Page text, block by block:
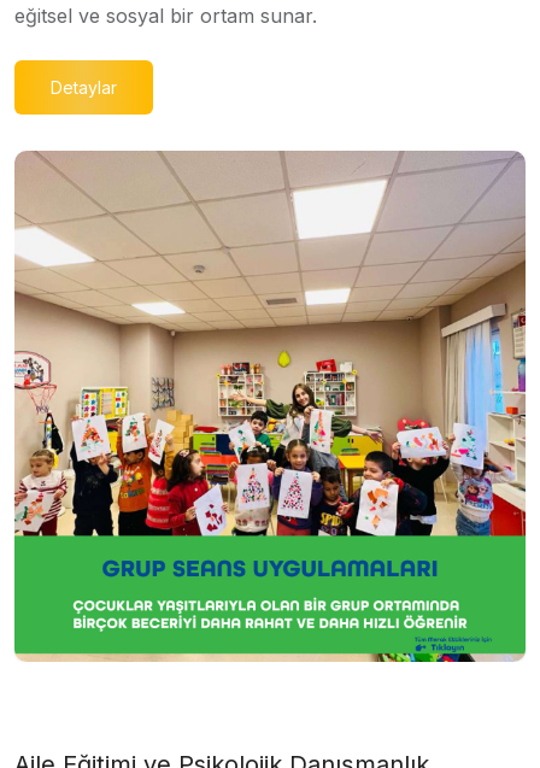
eğitsel ve sosyal bir ortam sunar.
Detaylar